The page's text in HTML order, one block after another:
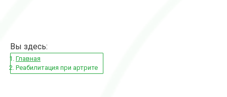
Вы здесь:
Главная
Реабилитация при артрите